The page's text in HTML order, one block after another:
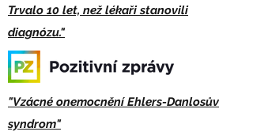
Trvalo 10 let, než lékaři stanovili
diagnózu."
"Vzácné onemocnění Ehlers-Danlosův
syndrom"